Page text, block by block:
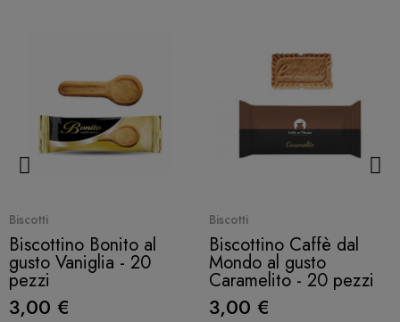
Biscotti
Biscottino Bonito al
gusto Vaniglia - 20
pezzi
3,00 €
Biscotti
Biscottino Caffè dal
Mondo al gusto
Caramelito - 20 pezzi
3,00 €